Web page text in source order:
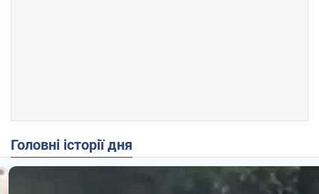
Головні історії дня